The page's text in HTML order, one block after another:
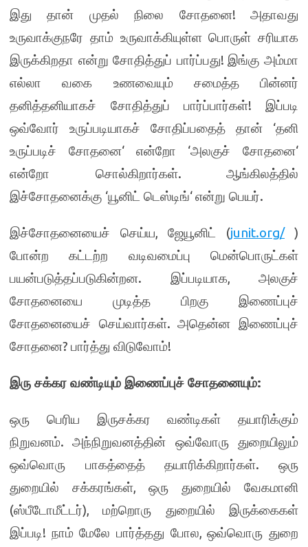
இது தான் முதல் நிலை சோதனை!அதாவது
உருவாக்குநரே தாம் உருவாக்கியுள்ள பொருள் சரியாக
இருக்கிறதா என்று சோதித்துப் பார்ப்பது! இங்கு அம்மா
எல்லா வகை உணவையும் சமைத்த பின்னர்
தனித்தனியாகச் சோதித்துப் பார்ப்பார்கள்! இப்படி
ஒவ்வோர் உருப்படியாகச் சோதிப்பதைத் தான் ‘தனி
உருப்படிச் சோதனை‘ என்றோ ‘அலகுச் சோதனை‘
என்றோ சொல்கிறார்கள். ஆங்கிலத்தில்
இச்சோதனைக்கு ‘யூனிட் டெஸ்டிங்‘என்று பெயர்.
இச்சோதனையைச் செய்ய, ஜேயூனிட் (junit.org/)
போன்ற கட்டற்ற வடிவமைப்பு மென்பொருட்கள்
பயன்படுத்தப்படுகின்றன. இப்படியாக, அலகுச்
சோதனையை முடித்த பிறகு இணைப்புச்
சோதனையைச் செய்வார்கள்.அதென்ன இணைப்புச்
சோதனை? பார்த்து விடுவோம்!
இரு சக்கர வண்டியும் இணைப்புச் சோதனையும்:
ஒரு பெரிய இருசக்கர வண்டிகள் தயாரிக்கும்
நிறுவனம்.அந்நிறுவனத்தின் ஒவ்வோரு துறையிலும்
ஒவ்வொரு பாகத்தைத் தயாரிக்கிறார்கள்.ஒரு
துறையில் சக்கரங்கள், ஒரு துறையில் வேகமானி
(ஸ்பீடோமீட்டர்),மற்றொரு துறையில் இருக்கைகள்
இப்படி! நாம் மேலே பார்த்தது போல,ஒவ்வொரு துறை